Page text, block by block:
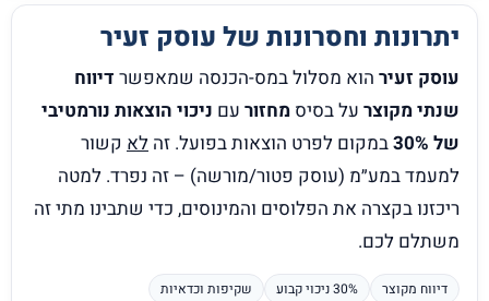
יתרונות וחסרונות של עוסק זעיר
עוסק זעיר הוא מסלול במס-הכנסה שמאפשר דיווח
שנתי מקוצר על בסיס מחזור עם ניכוי הוצאות נורמטיבי
של 30%
במקום לפרט הוצאות בפועל. זה לא קשור
למעמד במע״מ (עוסק פטור/מורשה) – זה נפרד. למטה
ריכזנו בקצרה את הפלוסים והמינוסים, כדי שתבינו מתי זה
משתלם לכם.
דיווח מקוצר 30% ניכוי קבוע שקיפות וכדאיות